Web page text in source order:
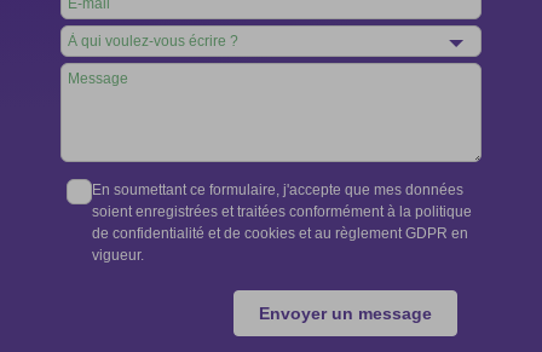
En soumettant ce formulaire, j'accepte que mes données
soient enregistrées et traitées conformément à la politique
de confidentialité et de cookies et au règlement GDPR en
vigueur.
Envoyer un message